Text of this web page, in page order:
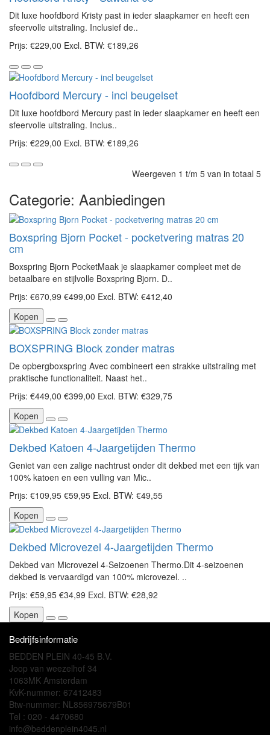
Dit luxe hoofdbord Kristy past in ieder slaapkamer en heeft een
sfeervolle uitstraling. Inclusief de..
Prijs: €229,00 Excl. BTW: €189,26
Hoofdbord Mercury - incl beugelset
Dit luxe hoofdbord Mercury past in ieder slaapkamer en heeft een
sfeervolle uitstraling. Inclus..
Prijs: €229,00 Excl. BTW: €189,26
Weergeven 1 t/m 5 van in totaal 5
Categorie: Aanbiedingen
Boxspring Bjorn Pocket - pocketvering matras 20
cm
Boxspring Bjorn PocketMaak je slaapkamer compleet met de
betaalbare en stijlvolle Boxspring Bjorn. D..
Prijs: €670,99 €499,00 Excl. BTW: €412,40
Kopen
BOXSPRING Block zonder matras
De opbergboxspring Avec combineert een strakke uitstraling met
praktische functionaliteit. Naast het..
Prijs: €449,00 €399,00 Excl. BTW: €329,75
Kopen
Dekbed Katoen 4-Jaargetijden Thermo
Geniet van een zalige nachtrust onder dit dekbed met een tijk van
100% katoen en een vulling van Mic..
Prijs: €109,95 €59,95 Excl. BTW: €49,55
Kopen
Dekbed Microvezel 4-Jaargetijden Thermo
Dekbed van Microvezel 4-Seizoenen Thermo.Dit 4-seizoenen
dekbed is vervaardigd van 100% microvezel. ..
Prijs: €59,95 €34,99 Excl. BTW: €28,92
Kopen
Bedrijfsinformatie
BEDDEN PLEIN 40-45 B.V.
Joop van weezelhof 34
1063MK Amsterdam
KvK-nummer: 67412483
Btw-nummer: NL856975679B01
Tel : 020 - 4470680
info@beddenplein4045.nl